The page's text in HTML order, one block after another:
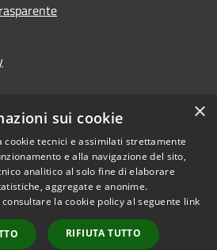
Copyright © 2026 • Comune di
Villa Guardia • Powered by
Municipium•
Accesso
×
sui cookie
cookie tecnici e assimilati strettamente
e alla navigazione del sito,
analitico al solo fine di elaborare
aggregate e anonime.
la cookie policy al seguente link
RIFIUTA TUTTO